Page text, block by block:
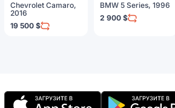
Chevrolet Camaro,
2016
19 500 $
BMW 5 Series, 1996
2 900 $
Мобильное
приложение